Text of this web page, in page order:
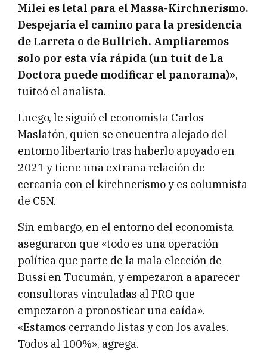
Milei es letal para el Massa-Kirchnerismo.
Despejaría el camino para la presidencia
de Larreta o de Bullrich. Ampliaremos
solo por esta vía rápida (un tuit de La
Doctora puede modificar el panorama)»,
tuiteó el analista.
Luego, le siguió el economista Carlos
Maslatón, quien se encuentra alejado del
entorno libertario tras haberlo apoyado en
2021 y tiene una extraña relación de
cercanía con el kirchnerismo y es columnista
de C5N.
Sin embargo, en el entorno del economista
aseguraron que «todo es una operación
política que parte de la mala elección de
Bussi en Tucumán, y empezaron a aparecer
consultoras vinculadas al PRO que
empezaron a pronosticar una caída».
«Estamos cerrando listas y con los avales.
Todos al 100%», agrega.